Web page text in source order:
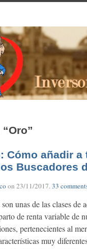
Cómo añadir a
Buscadores
on 23/11/2017. 33
unas de las clases de
de renta variable de
pertenecientes al
muy